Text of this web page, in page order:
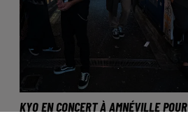
KYO EN CONCERT À AMNÉVILLE POUR